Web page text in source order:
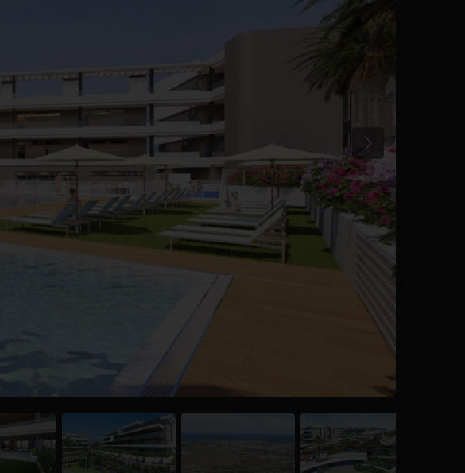
Poprzedni